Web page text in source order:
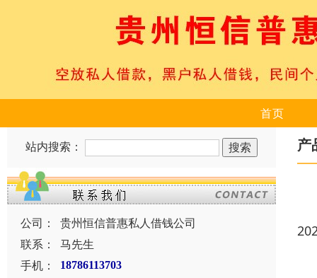
首页
站内搜索：
公司：
贵州恒信普惠私人借钱公司
联系：
马先生
手机：
18786113703
产